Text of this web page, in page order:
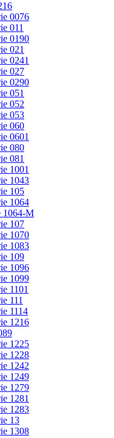
0076
011
0190
021
0241
027
0290
051
052
053
060
0601
080
081
1001
1043
105
1064
1064-M
107
1070
1083
109
1096
1099
1101
111
1114
1216
1225
1228
1242
1249
1279
1281
1283
13
1308